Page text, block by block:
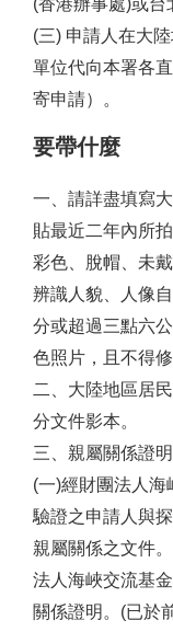
(三) 申請人在大
單位代向本署各
寄申請）。
要帶什麼
一、請詳盡填寫
貼最近二年內所
彩色、脫帽、未
辨識人貌、人像
分或超過三點六
色照片，且不得
二、大陸地區居
分文件影本。
三、親屬關係證
(一)經財團法人
驗證之申請人與
親屬關係之文件
法人海峽交流基
關係證明。(已於